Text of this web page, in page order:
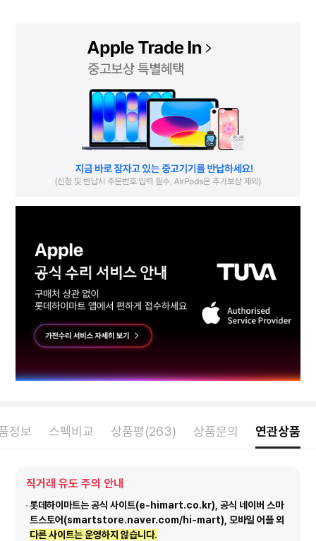
정보 스펙비교 상품평(263) 상품문의 연관상품
직거래 유도 주의 안내
롯데하이마트는 공식 사이트(e-himart.co.kr), 공식 네이버 스마
트스토어(smartstore.naver.com/hi-mart), 모바일 어플 외
다른 사이트는 운영하지 않습니다.